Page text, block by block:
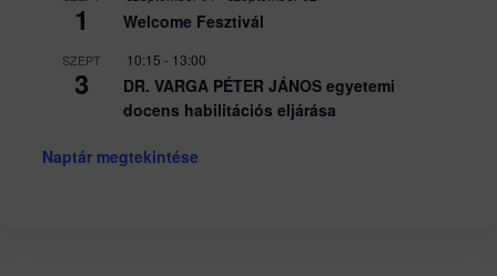
1 Welcome Fesztivál
SZEPT
3
10:15 - 13:00
DR. VARGA PÉTER JÁNOS egyetemi
docens habilitációs eljárása
Naptár megtekintése